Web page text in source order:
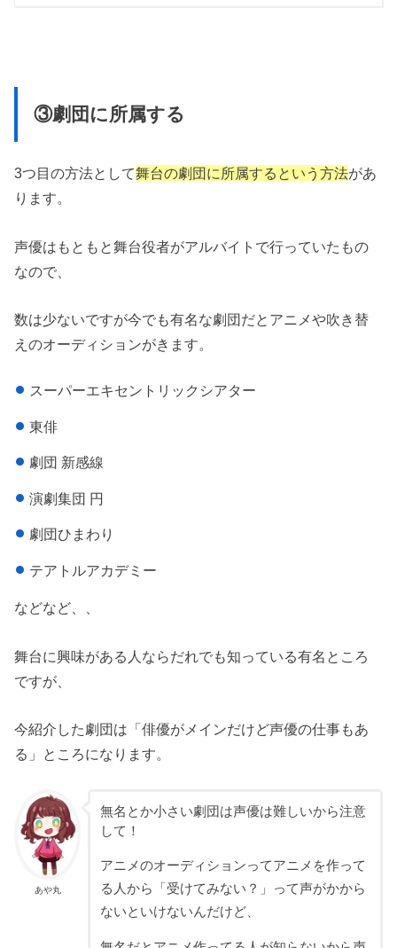
③劇団に所属する
3つ目の方法として舞台の劇団に所属するという方法があ
ります。
声優はもともと舞台役者がアルバイトで行っていたもの
なので、
数は少ないですが今でも有名な劇団だとアニメや吹き替
えのオーディションがきます。
スーパーエキセントリックシアター
東俳
劇団 新感線
演劇集団 円
劇団ひまわり
テアトルアカデミー
などなど、、
舞台に興味がある人ならだれでも知っている有名ところ
ですが、
今紹介した劇団は「俳優がメインだけど声優の仕事もあ
る」ところになります。
あや丸
無名とか小さい劇団は声優は難しいから注意
して！
アニメのオーディションってアニメを作って
る人から「受けてみない？」って声がかから
ないといけないんだけど、